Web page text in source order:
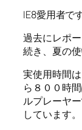
IE8愛用者です
過去にレポ
続き、夏の使
実使用時間
ら８００時
ルプレーヤ
しています。